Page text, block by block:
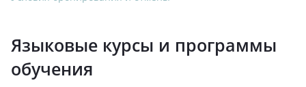
Языковые курсы и программы
обучения